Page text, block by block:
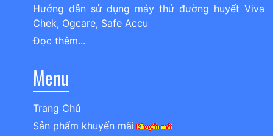
Hướng dẫn sử dụng máy thử đường huyết Viva
Chek, Ogcare, Safe Accu
Đọc thêm...
Menu
Trang Chủ
Sản phẩm khuyến mãi